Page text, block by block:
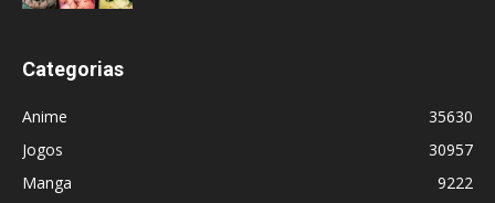
Categorias
Anime
35630
Jogos
30957
Manga
9222